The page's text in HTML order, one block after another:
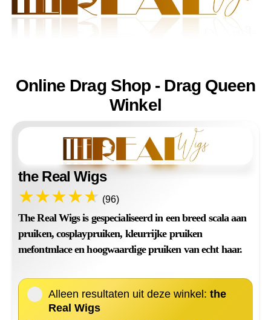
Online Drag Shop - Drag Queen
Winkel
the Real Wigs
(96)
The Real Wigs is gespecialiseerd in een breed scala aan
pruiken, cosplaypruiken, kleurrijke pruiken
mefontmlace en hoogwaardige pruiken van echt haar.
Alleen resultaten uit deze winkel: the
Real Wigs